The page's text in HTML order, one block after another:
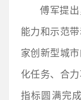
傅军提
能力和示范
家创新型城
化任务、合
指标圆满完